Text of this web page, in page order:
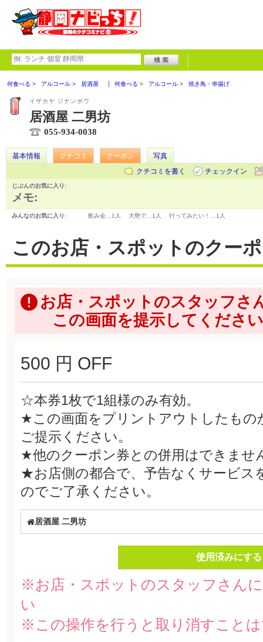
何食べる アルコール 居酒屋 何食べる アルコール 焼き鳥・串揚げ
イザカヤ ジナンボウ
居酒屋 二男坊
055-934-0038
基本情報 クチコミ クーポン
写真
クチコミを書く
チェックイン
じぶんのお気に入り:
メモ:
みんなのお気に入り: 飲み会… 1人 大勢で… 1人 行ってみたい！… 1人
このお店・スポットのクー
お店・スポットのスタッフさ
この画面を提示してください
500 円 OFF
☆本券1枚で1組様のみ有効。
★この画面をプリントアウトしたもの
ご提示ください。
★他のクーポン券との併用はできませ
★お店側の都合で、予告なくサービス
のでご了承ください。
居酒屋 二男坊
使用済みにする
※お店・スポットのスタッフさん
い
※この操作を行うと取り消すこと